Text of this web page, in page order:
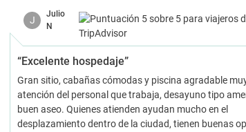
J
Julio
N
“Excelente hospedaje”
Gran sitio, cabañas cómodas y piscina agradable
atención del personal que trabaja, desayuno tipo
buen aseo. Quienes atienden ayudan mucho en el
desplazamiento dentro de la ciudad, tienen buenas